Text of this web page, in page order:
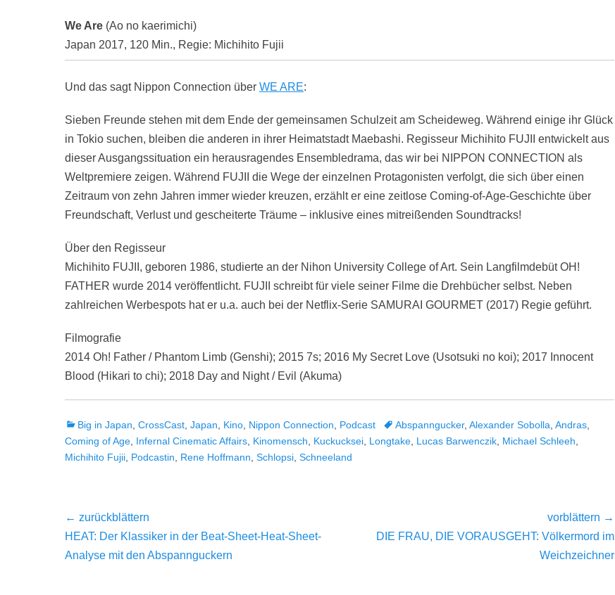
We Are (Ao no kaerimichi)
Japan 2017, 120 Min., Regie: Michihito Fujii
Und das sagt Nippon Connection über WE ARE:
Sieben Freunde stehen mit dem Ende der gemeinsamen Schulzeit am Scheideweg. Während einige ihr Glück
in Tokio suchen, bleiben die anderen in ihrer Heimatstadt Maebashi. Regisseur Michihito FUJII entwickelt aus
dieser Ausgangssituation ein herausragendes Ensembledrama, das wir bei NIPPON CONNECTION als
Weltpremiere zeigen. Während FUJII die Wege der einzelnen Protagonisten verfolgt, die sich über einen
Zeitraum von zehn Jahren immer wieder kreuzen, erzählt er eine zeitlose Coming-of-Age-Geschichte über
Freundschaft, Verlust und gescheiterte Träume – inklusive eines mitreißenden Soundtracks!
Über den Regisseur
Michihito FUJII, geboren 1986, studierte an der Nihon University College of Art. Sein Langfilmdebüt OH!
FATHER wurde 2014 veröffentlicht. FUJII schreibt für viele seiner Filme die Drehbücher selbst. Neben
zahlreichen Werbespots hat er u.a. auch bei der Netflix-Serie SAMURAI GOURMET (2017) Regie geführt.
Filmografie
2014 Oh! Father / Phantom Limb (Genshi); 2015 7s; 2016 My Secret Love (Usotsuki no koi); 2017 Innocent
Blood (Hikari to chi); 2018 Day and Night / Evil (Akuma)
Kategorien
Big in Japan, CrossCast, Japan, Kino, Nippon Connection, Podcast TagsAbspanngucker, Alexander Sobolla, Andras,
Coming of Age, Infernal Cinematic Affairs, Kinomensch, Kuckucksei, Longtake, Lucas Barwenczik, Michael Schleeh,
Michihito Fujii, Podcastin, Rene Hoffmann, Schlopsi, Schneeland
Beitragsnavigation
← zurückblättern
Vorheriger
Beitrag:
HEAT: Der Klassiker in der Beat-Sheet-Heat-Sheet-
Analyse mit den Abspannguckern
vorblättern →
NächsterDIE FRAU, DIE VORAUSGEHT: Völkermord im
Weichzeichner